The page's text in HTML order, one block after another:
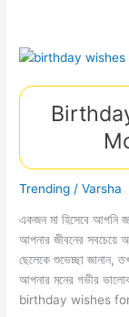
Trending /Varsha
একজন মা হিসেবে আপনি
আপনার জীবনের সবচেয়ে
ছেলেকে শুভেচ্ছা জানান,
আপনার মনের গভীর
birthday wishes